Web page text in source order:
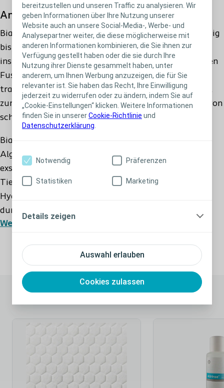
bereitzustellen und unseren Traffic zu analysieren. Wir
geben Informationen über Ihre Nutzung unserer
Website auch an unsere Social-Media-, Werbe- und
Analysepartner weiter, die diese möglicherweise mit
anderen Informationen kombinieren, die Sie ihnen zur
Verfügung gestellt haben oder die sie durch Ihre
Nutzung ihrer Dienste gesammelt haben, unter
anderem, um Ihnen Werbung anzuzeigen, die für Sie
relevanter ist. Sie haben das Recht, Ihre Einwilligung
jederzeit zu widerrufen oder zu ändern, indem Sie auf
„Cookie-Einstellungen“ klicken. Weitere Informationen
finden Sie in unsererCookie-Richtlinie und
Datenschutzerklärung
Auswahl erlauben
Cookies zulassen
Notwendig Präferenzen
Statistiken Marketing
Details zeigen
Anwendung
Biatain Alginate kann zur Versorgung von allen mässig
bis stark exsudierenden Wunden eingesetzt werden,
insbesondere bei Ulcus cruris, Dekubitus, diabetischen
Fussulzera, Spalthautentnahmestellen und
traumatischen Wunden. Biatain Alginate sollte nicht
zur Versorgung trockener Wunden oder zur Stillung von
schweren Blutungen verwendet werden.
Biatain Alginate ist ein hoch absorptionsfähiger
Alginat-Wundverband zur Versorgung stark
exsudierender Wunden beliebiger Grösse, Form und
Tiefe. Gegenüber anderen Alginat- und
Hydrofaserverbänden zeichnet sich Biatain Alginate
durch eine überlegene Absorptionsfähigkeit aus.
Mazeration
Durch die hervorragende Absorptionsfähigkeit von
Biatain Alginate wird das Exsudat im Innern des
Wirkungsweise
Bei Kontakt mit Wundexsudat bildet Biatain Alginate
ein weiches, kohäsives Gel, das für ein optimales
Weiterlesen